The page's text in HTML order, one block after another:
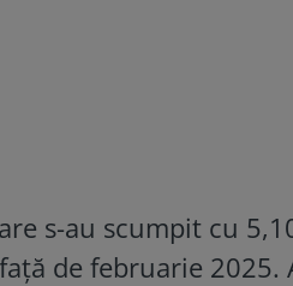
s-au scumpit cu
de februarie